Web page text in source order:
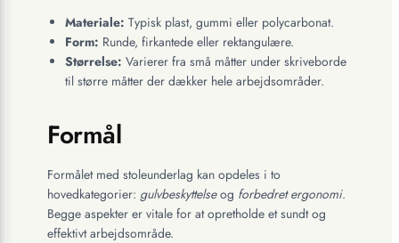
Materiale: Typisk plast, gummi eller polycarbonat.
Form: Runde, firkantede eller rektangulære.
Størrelse: Varierer fra små måtter under skriveborde
til større måtter der dækker hele arbejdsområder.
Formål
Formålet med stoleunderlag kan opdeles i to
hovedkategorier: gulvbeskyttelseog forbedret ergonomi.
Begge aspekter er vitale for at opretholde et sundt og
effektivt arbejdsområde.